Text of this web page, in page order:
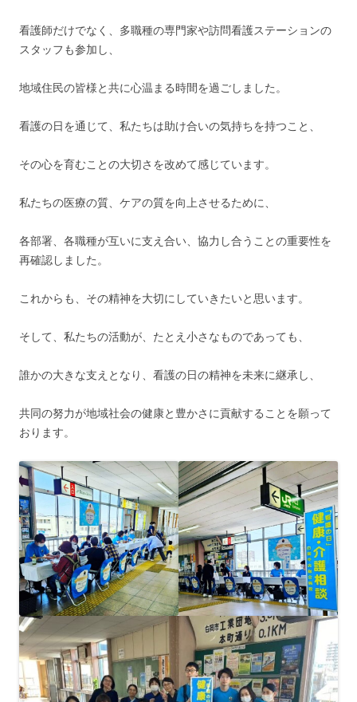
看護師だけでなく、多職種の専門家や訪問看護ステーションの
スタッフも参加し、
地域住民の皆様と共に心温まる時間を過ごしました。
看護の日を通じて、私たちは助け合いの気持ちを持つこと、
その心を育むことの大切さを改めて感じています。
私たちの医療の質、ケアの質を向上させるために、
各部署、各職種が互いに支え合い、協力し合うことの重要性を
再確認しました。
これからも、その精神を大切にしていきたいと思います。
そして、私たちの活動が、たとえ小さなものであっても、
誰かの大きな支えとなり、看護の日の精神を未来に継承し、
共同の努力が地域社会の健康と豊かさに貢献することを願って
おります。